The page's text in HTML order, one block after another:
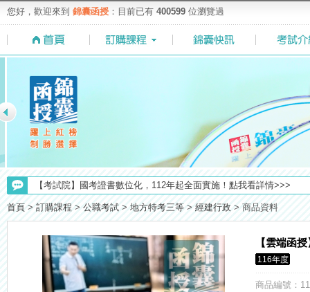
您好，歡迎來到 錦囊函授 ：目前已有 400599 位瀏覽過
【考試院】國考證書數位化，112年起全面實施！點我看詳情>>>
【考選部】高普考／修正部份考試科目及大綱，趕快來看看有哪一些
【最新】錦囊函授增加便利商店付款方式，便利到不行！馬上使用►
【重要】114年度起，雲端函授之課堂教材須知，請點我查看☀☀☀
【上榜生獎學金計畫】恭賀金榜！上榜生獎學金申請辦法與表格下
【注意】112年起高普不考「公文」／高考英文占比提升，快來看看
【NEW】加入◆錦囊函授Facebook粉絲專頁◆，最新消息、優惠活
首頁 > 訂購課程 > 公職考試 > 地方特考三等 > 經建行政 > 商品資料
【雲端函
116年度
商品編號 ：